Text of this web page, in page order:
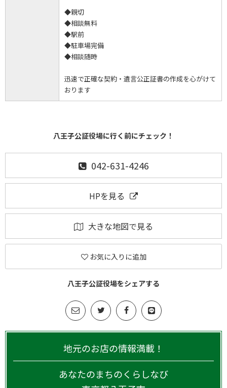
◆親切
◆相談無料
◆駅前
◆駐車場完備
◆相談随時
迅速で正確な契約・遺言公正証書の作成を心がけて
おります
八王子公証役場に行く前にチェック！
042-631-4246
HPを見る
大きな地図で見る
お気に入りに追加
八王子公証役場をシェアする
地元のお店の情報満載！
あなたのまちのくらしなび